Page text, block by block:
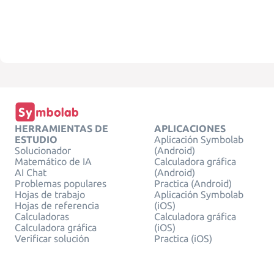
HERRAMIENTAS DE
ESTUDIO
Solucionador
Matemático de IA
AI Chat
Problemas populares
Hojas de trabajo
Hojas de referencia
Calculadoras
Calculadora gráfica
Verificar solución
APLICACIONES
Aplicación Symbolab
(Android)
Calculadora gráfica
(Android)
Practica (Android)
Aplicación Symbolab
(iOS)
Calculadora gráfica
(iOS)
Practica (iOS)